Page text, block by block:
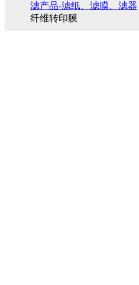
滤产品-滤纸、滤膜、滤器
纤维转印膜